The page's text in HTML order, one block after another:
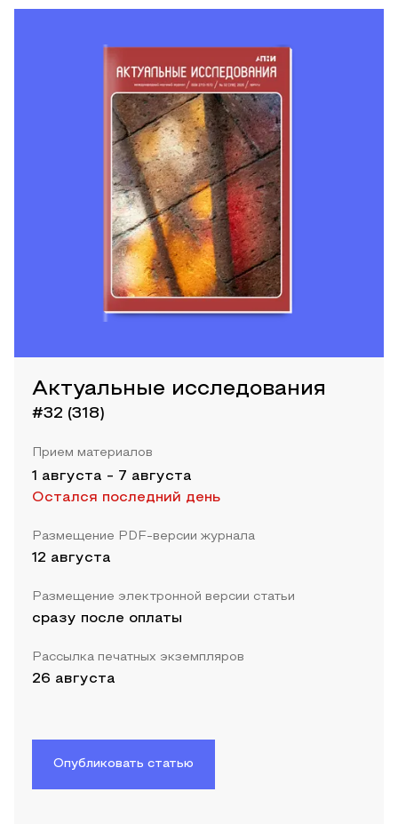
Актуальные исследования
#32 (318)
Прием материалов
1 августа - 7 августа
Остался последний день
Размещение PDF-версии журнала
12 августа
Размещение электронной версии статьи
сразу после оплаты
Рассылка печатных экземпляров
26 августа
Опубликовать статью